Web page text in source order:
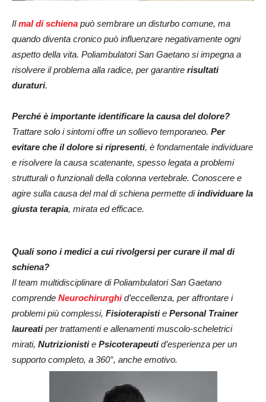
Ilmal di schiena può sembrare un disturbo comune, ma
quando diventa cronico può influenzare negativamente ogni
aspetto della vita. Poliambulatori San Gaetano si impegna a
risolvere il problema alla radice, per garantire risultati
duraturi.
Perché è importante identificare la causa del dolore?
Trattare solo i sintomi offre un sollievo temporaneo. Per
evitare che il dolore si ripresenti, è fondamentale individuare
e risolvere la causa scatenante, spesso legata a problemi
strutturali o funzionali della colonna vertebrale. Conoscere e
agire sulla causa del mal di schiena permette diindividuare la
giusta terapia, mirata ed efficace.
Quali sono i medici a cui rivolgersi per curare il mal di
schiena?
Il team multidisciplinare di Poliambulatori San Gaetano
comprende Neurochirurghid’eccellenza, per affrontare i
problemi più complessi, Fisioterapistie Personal Trainer
laureatiper trattamenti e allenamenti muscolo-scheletrici
mirati, Nutrizionistie Psicoterapeutid’esperienza per un
supporto completo, a 360°, anche emotivo.